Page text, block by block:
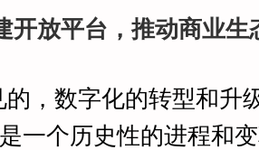
放平台，推动商业生
，数字化的转型和升
一个历史性的进程和